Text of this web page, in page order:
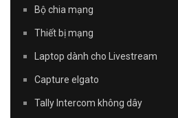
Bộ chia mạng
Thiết bị mạng
Laptop dành cho Livestream
Capture elgato
Tally Intercom không dây